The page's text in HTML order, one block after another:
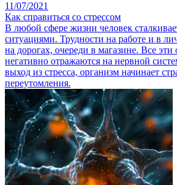
11/07/2021
Как справиться со стрессом
В любой сфере жизни человек
ситуациями. Трудности на работе и в
на дорогах, очереди в магазине. Все эти
негативно отражаются на нервной
выход из стресса, организм начинает
переутомления.